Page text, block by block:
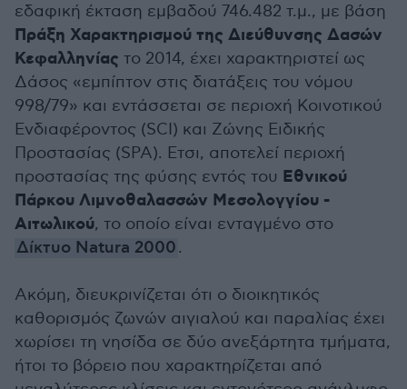
εδαφική έκταση εμβαδού 746.482 τ.μ., με βάση
Πράξη Χαρακτηρισμού της Διεύθυνσης Δασών
Κεφαλληνίας το 2014, έχει χαρακτηριστεί ως
Δάσος «εμπίπτον στις διατάξεις του νόμου
998/79» και εντάσσεται σε περιοχή Κοινοτικού
Ενδιαφέροντος (SCI) και Ζώνης Ειδικής
Προστασίας (SPA). Ετσι, αποτελεί περιοχή
προστασίας της φύσης εντός του Εθνικού
Πάρκου Λιμνοθαλασσών Μεσολογγίου -
Αιτωλικού, το οποίο είναι ενταγμένο στο
Δίκτυο Natura 2000.
Ακόμη, διευκρινίζεται ότι ο διοικητικός
καθορισμός ζωνών αιγιαλού και παραλίας έχει
χωρίσει τη νησίδα σε δύο ανεξάρτητα τμήματα,
ήτοι το βόρειο που χαρακτηρίζεται από